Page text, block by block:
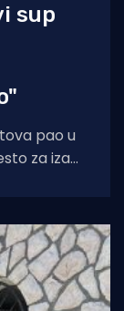
sup
pao u
za izaći